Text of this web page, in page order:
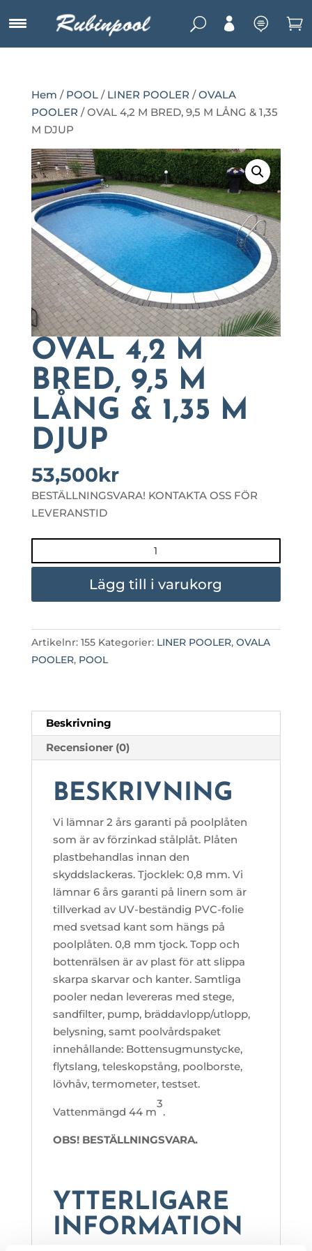
U   
Hem / POOL/ LINER POOLER /OVALA
POOLER / OVAL 4,2 M BRED, 9,5 M LÅNG & 1,35
M DJUP
OVAL 4,2 M
BRED, 9,5 M
LÅNG & 1,35 M
DJUP
53,500kr
BESTÄLLNINGSVARA! KONTAKTA OSS FÖR
LEVERANSTID
4,2
BRED,
M
DJUP
mängd
Lägg till i varukorg
Artikelnr: 155 Kategorier: LINER POOLER, OVALA
POOLER, POOL
Beskrivning
Recensioner (0)
BESKRIVNING
Vi lämnar 2 års garanti på poolplåten
som är av förzinkad stålplåt. Plåten
plastbehandlas innan den
skyddslackeras. Tjocklek: 0,8 mm. Vi
lämnar 6 års garanti på linern som är
tillverkad av UV-beständig PVC-folie
med svetsad kant som hängs på
poolplåten. 0,8 mm tjock. Topp och
bottenrälsen är av plast för att slippa
skarpa skarvar och kanter. Samtliga
pooler nedan levereras med stege,
sandfilter, pump, bräddavlopp/utlopp,
belysning, samt poolvårdspaket
innehållande: Bottensugmunstycke,
flytslang, teleskopstång, poolborste,
lövhåv, termometer, testset.
Vattenmängd 44 m
3
.
OBS! BESTÄLLNINGSVARA.
YTTERLIGARE
INFORMATION